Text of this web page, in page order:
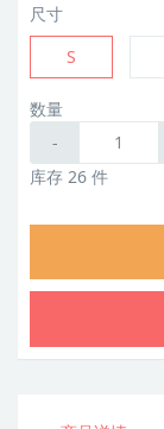
尺寸
S
数量
-
库存 26 件